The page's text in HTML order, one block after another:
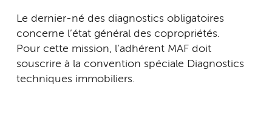
Le dernier-né des diagnostics obligatoires
concerne l’état général des copropriétés.
Pour cette mission, l’adhérent MAF doit
souscrire à la convention spéciale Diagnostics
techniques immobiliers.